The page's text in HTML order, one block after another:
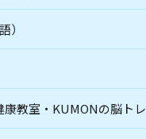
）
康教室・KUMONの脳トレ